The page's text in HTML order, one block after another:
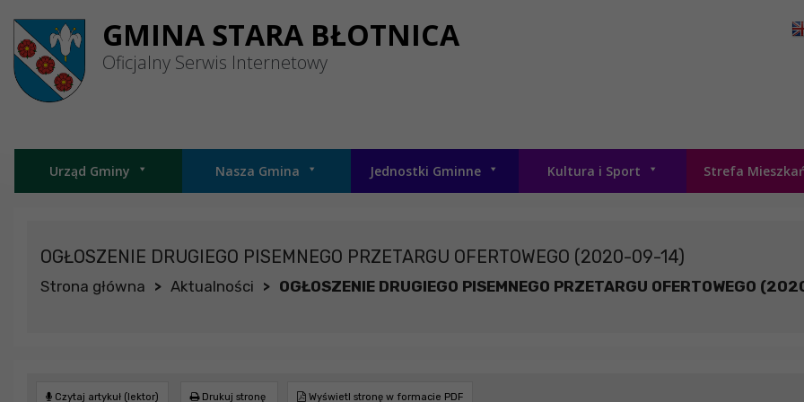
GMINA STARA BŁOTNICA
Oficjalny Serwis Internetowy
Urząd Gminy Nasza Gmina Jednostki Gminne Kultura i Sport Strefa
OGŁOSZENIE DRUGIEGO PISEMNEGO PRZETARGU OFERTOWEGO (2020-09-14)
Strona główna > Aktualności > OGŁOSZENIE DRUGIEGO PISEMNEGO PRZETARGU OFERTOWEGO
Czytaj artykuł (lektor) Drukuj stronę Wyświetl stronę w formacie PDF